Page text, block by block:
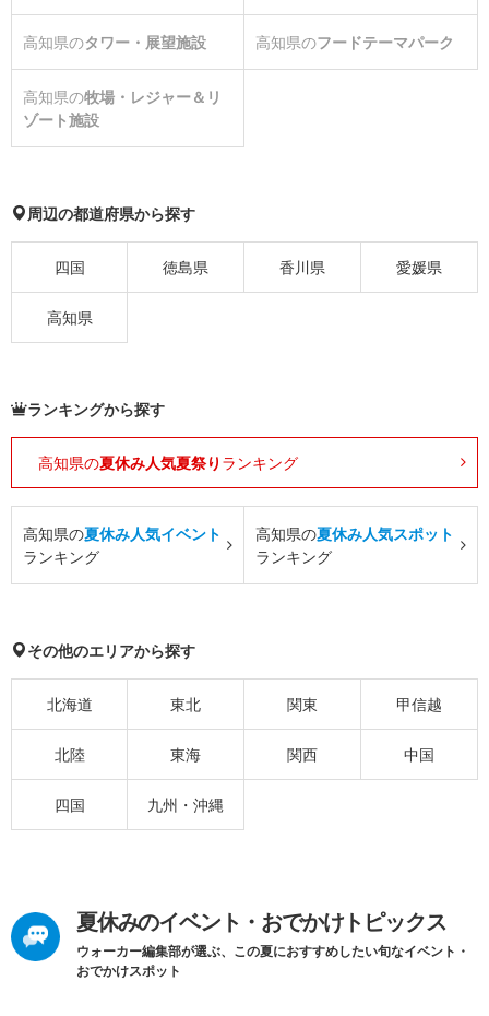
高知県のタワー・展望施設 高知県のフードテーマパーク
高知県の牧場・レジャー＆リ
ゾート施設
周辺の都道府県から探す
四国 徳島県 香川県 愛媛県
高知県
ランキングから探す
高知県の夏休み人気夏祭り ランキング
高知県の夏休み人気イベント
ランキング
高知県の夏休み人気スポット
ランキング
その他のエリアから探す
北海道 東北 関東 甲信越
北陸 東海 関西 中国
四国 九州・沖縄
夏休みのイベント・おでかけトピックス
ウォーカー編集部が選ぶ、この夏におすすめしたい旬なイベント・
おでかけスポット